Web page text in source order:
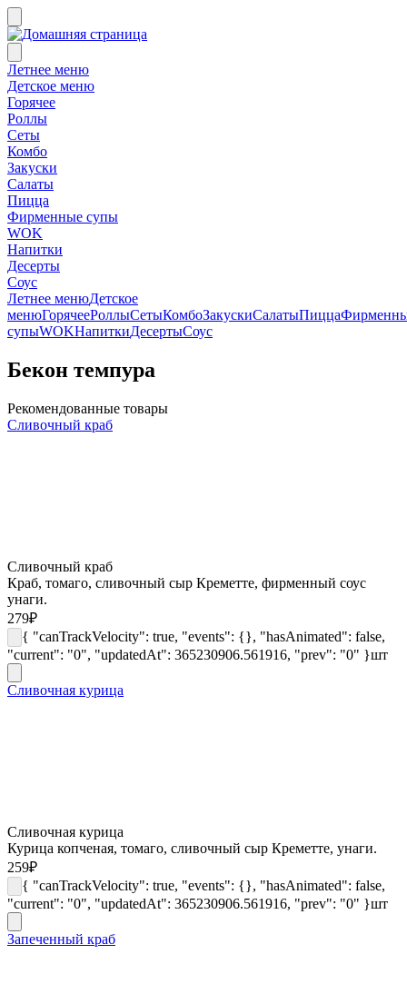
Летнее меню
Детское меню
Горячее
Роллы
Сеты
Комбо
Закуски
Салаты
Пицца
Фирменные супы
WOK
Напитки
Десерты
Соус
Летнее менюДетское
менюГорячееРоллыСетыКомбоЗакускиСалатыПицца
супыWOKНапиткиДесертыСоус
Бекон темпура
Рекомендованные товары
Сливочный краб
Сливочный краб
Краб, томаго, сливочный сыр Креметте, фирменный соус
унаги.
279₽
{ "canTrackVelocity": true, "events": {}, "hasAnimated": false,
"current": "0", "updatedAt": 365230906.561916, "prev": "0" }шт
Сливочная курица
Сливочная курица
Курица копченая, томаго, сливочный сыр Креметте, унаги.
259₽
{ "canTrackVelocity": true, "events": {}, "hasAnimated": false,
"current": "0", "updatedAt": 365230906.561916, "prev": "0" }шт
Запеченный краб